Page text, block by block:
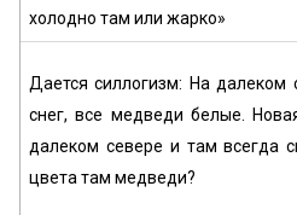
холодно там или жарко»
Дается силлогизм: На далеком
снег, все медведи белые.
далеком севере и там всегда
цвета там медведи?